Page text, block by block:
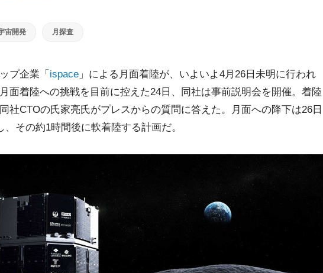
宙開発 月探査
プ企業「 ispace 」による月面着陸が、いよいよ4月26日未明に行われ
面着陸への挑戦を目前に控えた24日、同社は事前説明会を開催。着陸
社CTOの氏家亮氏がプレスからの質問に答えた。月面への降下は26日
その約1時間後に軟着陸する計画だ。